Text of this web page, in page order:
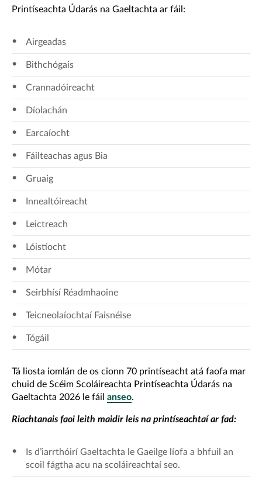
Printíseachta Údarás na Gaeltachta ar fáil:
Airgeadas
Bithchógais
Crannadóireacht
Díolachán
Earcaíocht
Fáilteachas agus Bia
Gruaig
Innealtóireacht
Leictreach
Lóistíocht
Mótar
Seirbhísí Réadmhaoine
Teicneolaíochtaí Faisnéise
Tógáil
Tá liosta iomlán de os cionn 70 printíseacht atá faofa mar
chuid de Scéim Scoláireachta Printíseachta Údarás na
Gaeltachta 2026 le fáil anseo.
Riachtanais faoi leith maidir leis na printíseachtaí ar fad:
Is d’iarrthóirí Gaeltachta le Gaeilge líofa a bhfuil an
scoil fágtha acu na scoláireachtaí seo.